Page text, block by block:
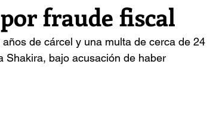
fraude fiscal
de cárcel y una multa de cerca de 24
Shakira, bajo acusación de haber